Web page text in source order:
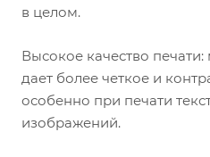
в целом.
Высокое качество
дает более четкое и
особенно при печати
изображений.